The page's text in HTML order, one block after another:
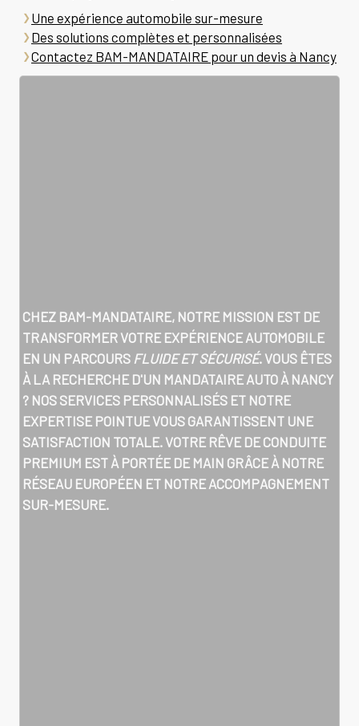
Une expérience automobile sur-mesure
Des solutions complètes et personnalisées
Contactez BAM-MANDATAIRE pour un devis à Nancy
CHEZ BAM-MANDATAIRE, NOTRE MISSION EST DE
TRANSFORMER VOTRE EXPÉRIENCE AUTOMOBILE
EN UN PARCOURS FLUIDE ET SÉCURISÉ. VOUS ÊTES
À LA RECHERCHE D'UN MANDATAIRE AUTO À NANCY
? NOS SERVICES PERSONNALISÉS ET NOTRE
EXPERTISE POINTUE VOUS GARANTISSENT UNE
SATISFACTION TOTALE. VOTRE RÊVE DE CONDUITE
PREMIUM EST À PORTÉE DE MAIN GRÂCE À NOTRE
RÉSEAU EUROPÉEN ET NOTRE ACCOMPAGNEMENT
SUR-MESURE.